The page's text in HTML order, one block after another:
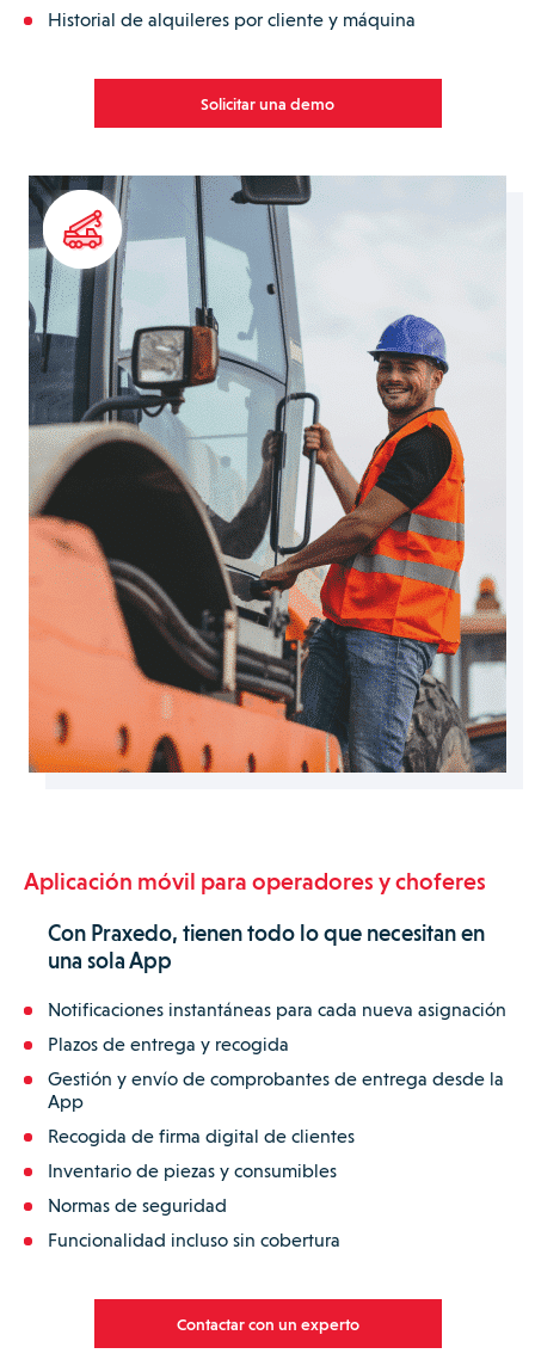
Historial de alquileres por cliente y máquina
Solicitar una demo
Aplicación móvil para operadores y choferes
Con Praxedo, tienen todo lo que necesitan en
una sola App
Notificaciones instantáneas para cada nueva asignación
Plazos de entrega y recogida
Gestión y envío de comprobantes de entrega desde la
App
Recogida de firma digital de clientes
Inventario de piezas y consumibles
Normas de seguridad
Funcionalidad incluso sin cobertura
Contactar con un experto